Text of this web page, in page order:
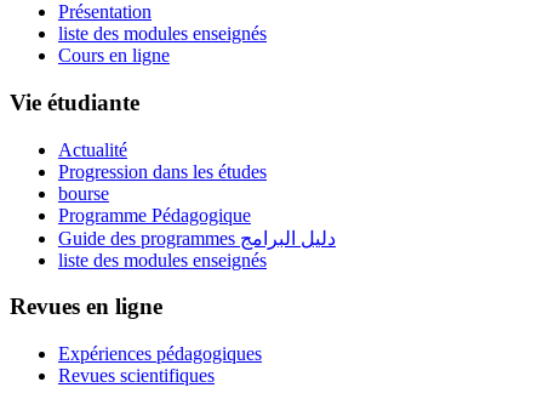
Présentation
liste des modules enseignés
Cours en ligne
Vie étudiante
Actualité
Progression dans les études
bourse
Programme Pédagogique
Guide des programmes دليل البرامج
liste des modules enseignés
Revues en ligne
Expériences pédagogiques
Revues scientifiques